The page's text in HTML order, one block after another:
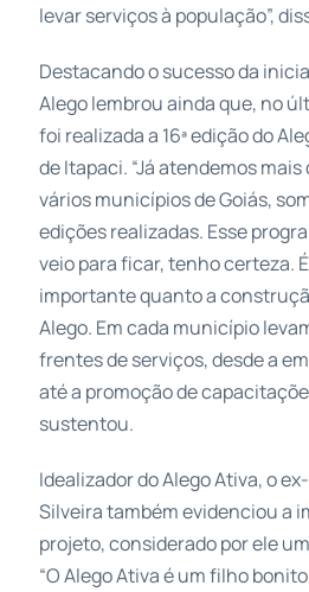
levar serviços à população”,
Destacando o sucesso da
Alego lembrou ainda que, no
foi realizada a 16ª edição do
de Itapaci. “Já atendemos mais
vários municípios de Goiás,
edições realizadas. Esse
veio para ficar, tenho certeza.
importante quanto a
Alego. Em cada município
frentes de serviços, desde a
até a promoção de
sustentou.
Idealizador do Alego Ativa, o
Silveira também evidenciou a
projeto, considerado por ele
“O Alego Ativa é um filho